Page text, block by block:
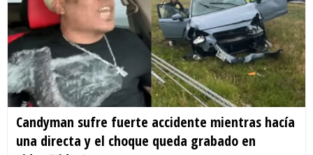
Candyman sufre fuerte accidente mientras hacía
una directa y el choque queda grabado en